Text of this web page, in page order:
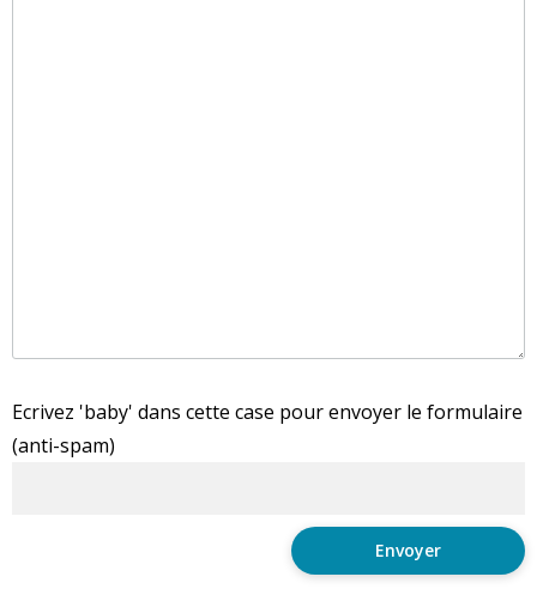
Ecrivez 'baby' dans cette case pour envoyer le formulaire
(anti-spam)